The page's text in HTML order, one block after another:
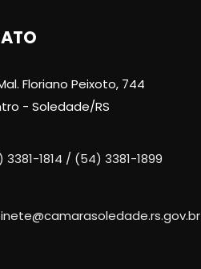
Floriano Peixoto, 744
- Soledade/RS
3381-1814 / (54) 3381-1899